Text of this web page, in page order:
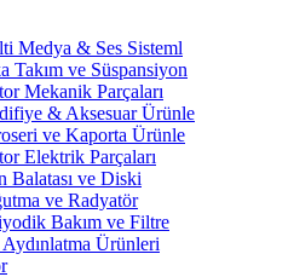
Medya & Ses Sisteml
Takım ve Süspansiyon
Mekanik Parçaları
& Aksesuar Ürünle
ve Kaporta Ürünle
Elektrik Parçaları
Balatası ve Diski
ve Radyatör
Bakım ve Filtre
Ürünleri